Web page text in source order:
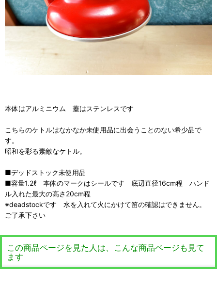
本体はアルミニウム 蓋はステンレスです
こちらのケトルはなかなか未使用品に出会うことのない希少品で
す。
昭和を彩る素敵なケトル。
■デッドストック未使用品
■容量1.2ℓ 本体のマークはシールです 底辺直径16cm程 ハンド
ル入れた最大の高さ20cm程
※deadstockです 水を入れて火にかけて笛の確認はできません。
ご了承下さい
この商品ページを見た人は、こんな商品ページも見て
ます